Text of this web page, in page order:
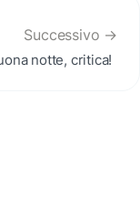
Successivo →
notte, critica!